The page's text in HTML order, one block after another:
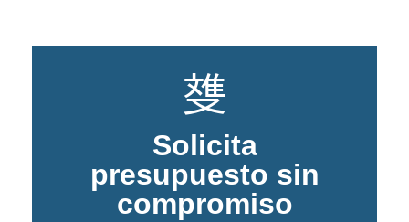
Solicita
presupuesto sin
compromiso